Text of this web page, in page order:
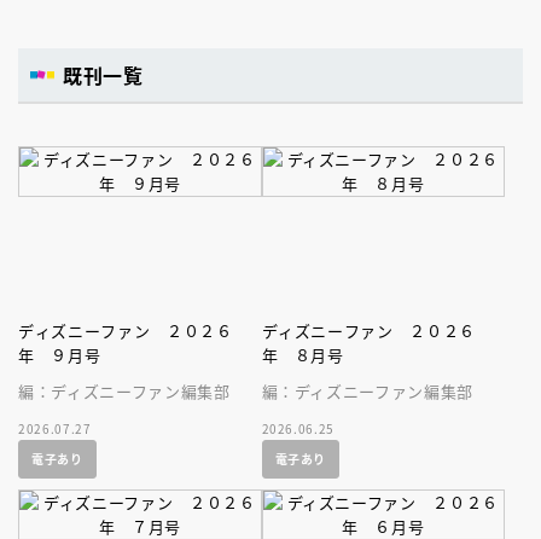
既刊一覧
ディズニーファン ２０２６
年 ９月号
編：ディズニーファン編集部
2026.07.27
電子あり
ディズニーファン ２０２６
年 ８月号
編：ディズニーファン編集部
2026.06.25
電子あり